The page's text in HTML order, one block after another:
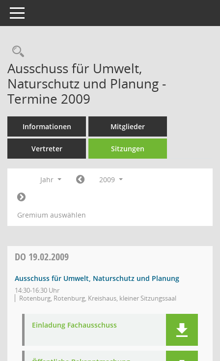
Toggle navigation
Rechercheauswahl
Ausschuss für Umwelt,
Naturschutz und Planung -
Termine 2009
Informationen Mitglieder
Vertreter Sitzungen
Jahr 2009
Gremium auswählen
DO 19.02.2009
Ausschuss für Umwelt, Naturschutz und Planung
14:30-16:30 Uhr
Rotenburg, Rotenburg, Kreishaus, kleiner Sitzungssaal
Einladung Fachausschuss